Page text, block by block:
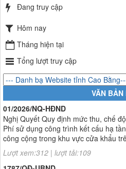
Đang truy cập
Hôm nay
Tháng hiện tại
Tổng lượt truy cập
VĂN BẢN
01/2026/NQ-HĐND
Nghị Quyết Quy định mức thu, chế
Phí sử dụng công trình kết cấu hạ
công cộng trong khu vực cửa khẩu
Lượt xem:312 | lượt tải:109
1787/QĐ-UBND